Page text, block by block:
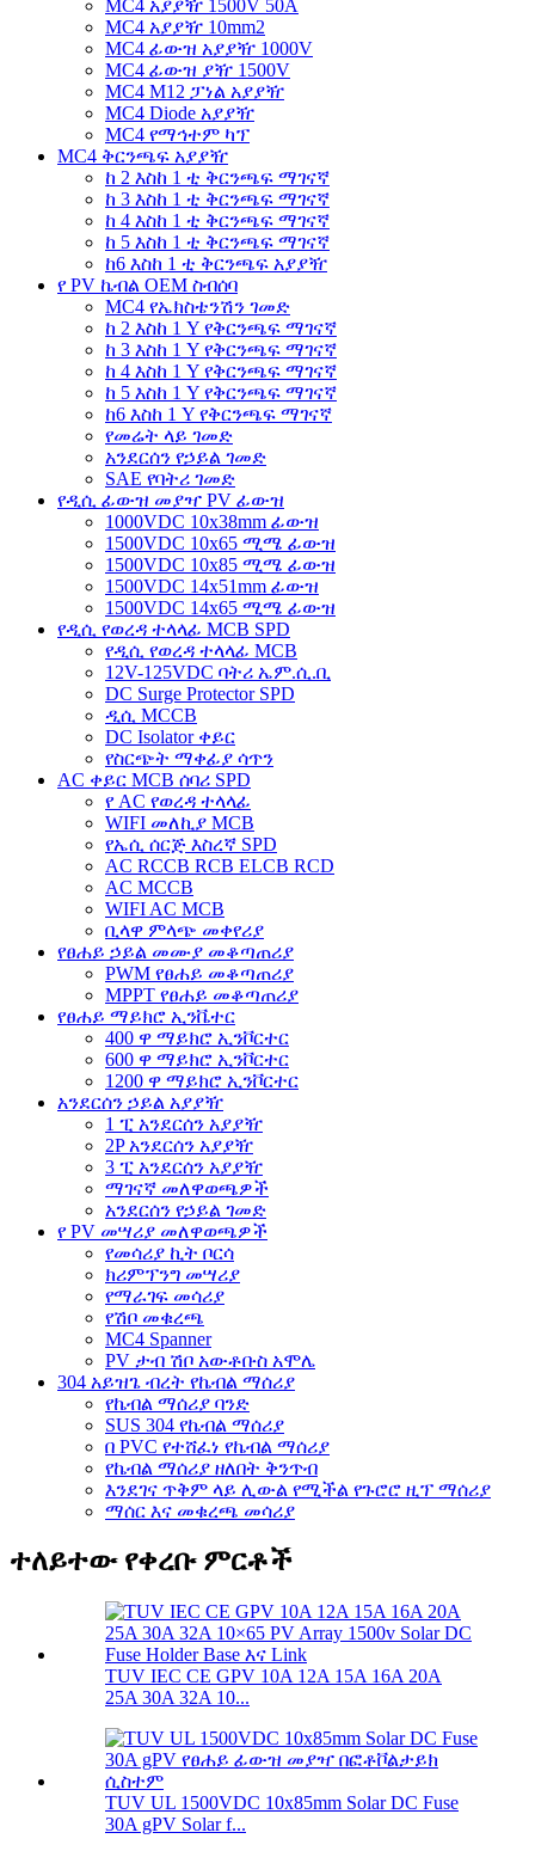
MC4 አያያዥ 1500V 50A
MC4 አያያዥ 10mm2
MC4 ፊውዝ አያያዥ 1000V
MC4 ፊውዝ ያዥ 1500V
MC4 M12 ፓነል አያያዥ
MC4 Diode አያያዥ
MC4 የማኅተም ካፕ
MC4 ቅርንጫፍ አያያዥ
ከ 2 እስከ 1 ቲ ቅርንጫፍ ማገናኛ
ከ 3 እስከ 1 ቲ ቅርንጫፍ ማገናኛ
ከ 4 እስከ 1 ቲ ቅርንጫፍ ማገናኛ
ከ 5 እስከ 1 ቲ ቅርንጫፍ ማገናኛ
ከ6 እስከ 1 ቲ ቅርንጫፍ አያያዥ
የ PV ኬብል OEM ስብሰባ
MC4 የኤክስቴንሽን ገመድ
ከ 2 እስከ 1 Y የቅርንጫፍ ማገናኛ
ከ 3 እስከ 1 Y የቅርንጫፍ ማገናኛ
ከ 4 እስከ 1 Y የቅርንጫፍ ማገናኛ
ከ 5 እስከ 1 Y የቅርንጫፍ ማገናኛ
ከ6 እስከ 1 Y የቅርንጫፍ ማገናኛ
የመሬት ላይ ገመድ
አንደርሰን የኃይል ገመድ
SAE የባትሪ ገመድ
የዲሲ ፊውዝ መያዣ PV ፊውዝ
1000VDC 10x38mm ፊውዝ
1500VDC 10x65 ሚሜ ፊውዝ
1500VDC 10x85 ሚሜ ፊውዝ
1500VDC 14x51mm ፊውዝ
1500VDC 14x65 ሚሜ ፊውዝ
የዲሲ የወረዳ ተላላፊ MCB SPD
የዲሲ የወረዳ ተላላፊ MCB
12V-125VDC ባትሪ ኤም.ሲ.ቢ
DC Surge Protector SPD
ዲሲ MCCB
DC Isolator ቀይር
የስርጭት ማቀፊያ ሳጥን
AC ቀይር MCB ሰባሪ SPD
የ AC የወረዳ ተላላፊ
WIFI መለኪያ MCB
የኤሲ ሰርጅ እስረኛ SPD
AC RCCB RCB ELCB RCD
AC MCCB
WIFI AC MCB
ቢላዋ ምላጭ መቀየሪያ
የፀሐይ ኃይል መሙያ መቆጣጠሪያ
PWM የፀሐይ መቆጣጠሪያ
MPPT የፀሐይ መቆጣጠሪያ
የፀሐይ ማይክሮ ኢንቬተር
400 ዋ ማይክሮ ኢንቮርተር
600 ዋ ማይክሮ ኢንቮርተር
1200 ዋ ማይክሮ ኢንቮርተር
አንደርሰን ኃይል አያያዥ
1 ፒ አንደርሰን አያያዥ
2P አንደርሰን አያያዥ
3 ፒ አንደርሰን አያያዥ
ማገናኛ መለዋወጫዎች
አንደርሰን የኃይል ገመድ
የ PV መሣሪያ መለዋወጫዎች
የመሳሪያ ኪት ቦርሳ
ክሪምፕንግ መሣሪያ
የማራገፍ መሳሪያ
የሽቦ መቁረጫ
MC4 Spanner
PV ታብ ሽቦ አውቶቡስ አሞሌ
304 አይዝጌ ብረት የኬብል ማሰሪያ
የኬብል ማሰሪያ ባንድ
SUS 304 የኬብል ማሰሪያ
በ PVC የተሸፈነ የኬብል ማሰሪያ
የኬብል ማሰሪያ ዘለበት ቅንጥብ
እንደገና ጥቅም ላይ ሊውል የሚችል የጉሮሮ ዚፕ ማሰሪያ
ማሰር እና መቁረጫ መሳሪያ
ተለይተው የቀረቡ ምርቶች
TUV IEC CE GPV 10A 12A 15A 16A 20A
25A 30A 32A 10...
TUV UL 1500VDC 10x85mm Solar DC Fuse
30A gPV Solar f...